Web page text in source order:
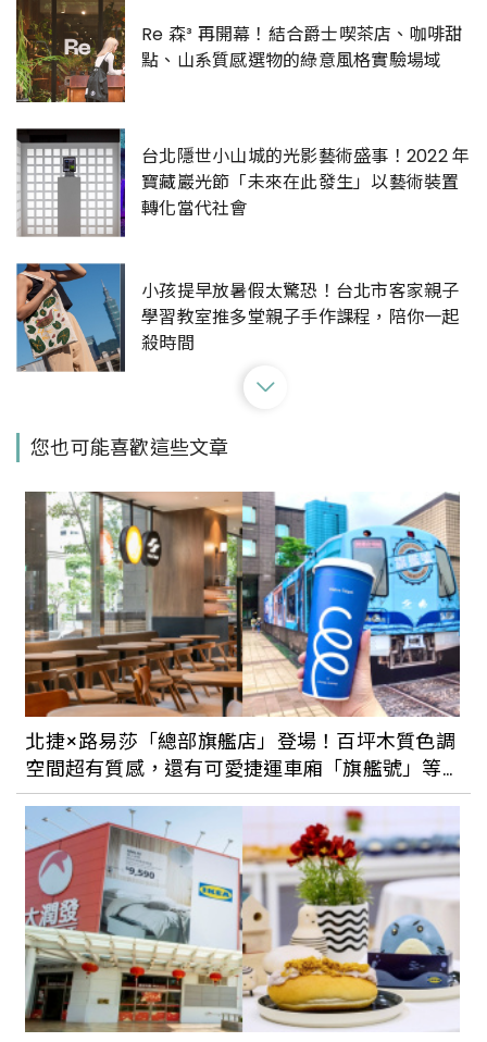
Re 森³ 再開幕！結合爵士喫茶店、咖啡甜
點、山系質感選物的綠意風格實驗場域
台北隱世小山城的光影藝術盛事！2022 年
寶藏巖光節「未來在此發生」以藝術裝置
轉化當代社會
小孩提早放暑假太驚恐！台北市客家親子
學習教室推多堂親子手作課程，陪你一起
殺時間
店進駐：滿滿怪奇事務所，有無酒精特調
《瑪莉官：時尚革命者》北美館化身搖曳
年代服飾店！120 件服飾、雜誌與配件訴
說「迷你裙之母」瑪莉官的傳奇故事
體驗不一樣的文化生活！台北城南區公園
上演《微酵野餐市集》，6/19深入探索客
家特色
台北西區翻轉讓新流行與舊景色相互結
合，打造全新都市感，輕鬆散步就能走訪7
個西區特色景點美食，城市散步也很有
趣。
台電老屋化身潮電 POP-UP Store 快閃
店！雙好 2byWu&Chen 操刀設計，期間
限定推出人孔蓋銅鑼燒、電子音樂表演
您也可能喜歡這些文章
北捷×路易莎「總部旗艦店」登場！百坪木質色調
空間超有質感，還有可愛捷運車廂「旗艦號」等
你和姊妹來拍照